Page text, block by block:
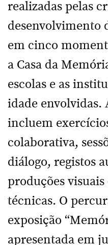
realizadas pelas
desenvolvimento
em cinco
a Casa da
escolas e as
idade envolvidas.
incluem
colaborativa,
diálogo, registos
produções
técnicas. O
exposição
apresentada em